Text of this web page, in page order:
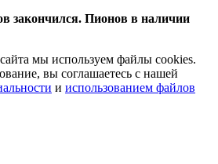
закончился. Пионов в наличии
мы используем файлы cookies.
вы соглашаетесь с нашей
и использованием файлов